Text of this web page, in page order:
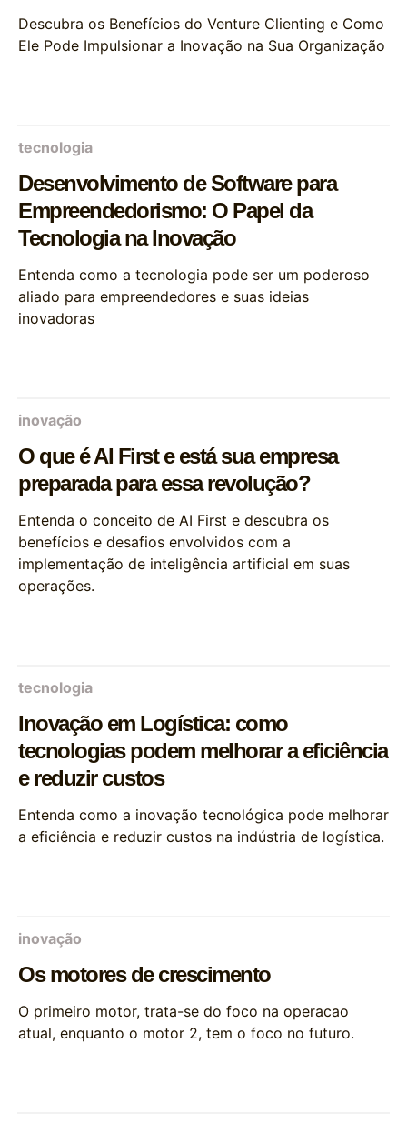
Descubra os Benefícios do Venture Clienting e Como
Ele Pode Impulsionar a Inovação na Sua Organização
tecnologia
Desenvolvimento de Software para
Empreendedorismo: O Papel da
Tecnologia na Inovação
Entenda como a tecnologia pode ser um poderoso
aliado para empreendedores e suas ideias
inovadoras
inovação
O que é AI First e está sua empresa
preparada para essa revolução?
Entenda o conceito de AI First e descubra os
benefícios e desafios envolvidos com a
implementação de inteligência artificial em suas
operações.
tecnologia
Inovação em Logística: como
tecnologias podem melhorar a eficiência
e reduzir custos
Entenda como a inovação tecnológica pode melhorar
a eficiência e reduzir custos na indústria de logística.
inovação
Os motores de crescimento
O primeiro motor, trata-se do foco na operacao
atual, enquanto o motor 2, tem o foco no futuro.